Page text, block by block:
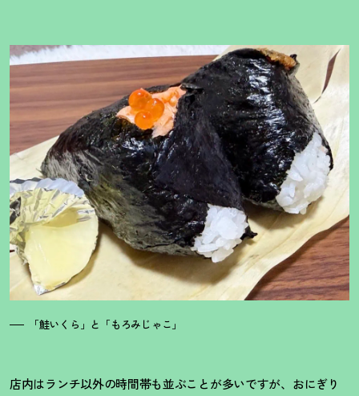
「鮭いくら」と「もろみじゃこ」
店内はランチ以外の時間帯も並ぶことが多いですが、おにぎり